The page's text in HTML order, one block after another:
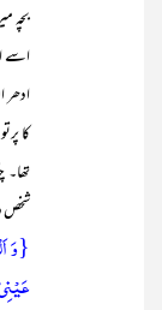
بچہ
اسے
ادھر
کا
شخص
{وَ
عَیۡنِیۡ